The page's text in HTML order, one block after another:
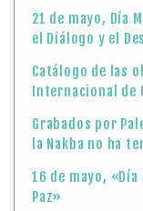
21 de mayo, Día
el Diálogo y el
Catálogo de las
Internacional de
Grabados por
la Nakba no ha
16 de mayo,
Paz»